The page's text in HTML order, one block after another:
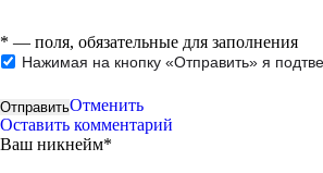
* — поля, обязательные для заполнения
Нажимая на кнопку «Отправить» я
Отменить
Оставить комментарий
Ваш никнейм*